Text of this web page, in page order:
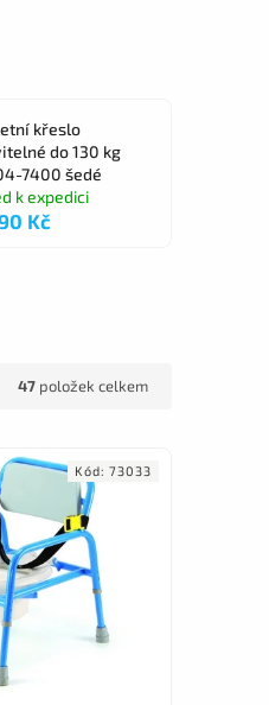
křeslo
do 130 kg
7400 šedé
k expedici
Kč
47 položek celkem
Kód: 73033